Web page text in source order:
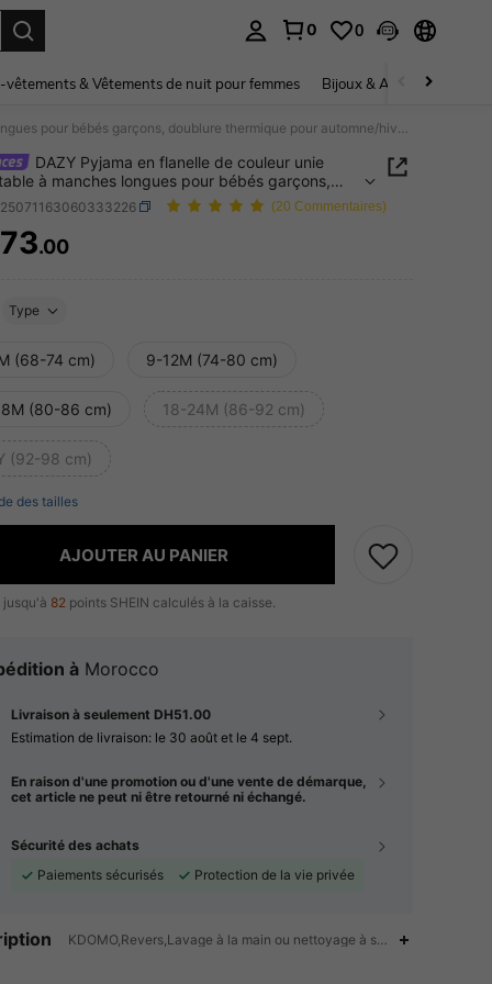
0 0
vêtements & Vêtements de nuit pour femmes Bijoux & Accessoires pour
DAZY Pyjama en flanelle de couleur unie confortable à manches longues pour bébés garçons, doublure thermique pour automne/hiver, pour tout-petits
DAZY Pyjama en flanelle de couleur unie
à manches longues pour bébés garçons,
thermique pour automne/hiver, pour tout-petits
(20 Commentaires)
AND AVAILABILITY
.00
Type
(68-74 cm) 9-12M (74-80 cm)
(80-86 cm) 18-24M (86-92 cm)
(92-98 cm)
des tailles
AJOUTER AU PANIER
jusqu'à 82 points SHEIN calculés à la caisse.
à Morocco
Livraison à seulement DH51.00
Estimation de livraison: le 30 août et le 4 sept.
En raison d'une promotion ou d'une vente de démarque,
cet article ne peut ni être retourné ni échangé.
Sécurité des achats
Paiements sécurisés
Protection de la vie privée
KDOMO,Revers,Lavage à la main ou nettoyage à sec professionnel